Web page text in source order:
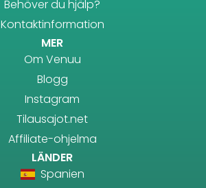
Behöver du hjälp?
Kontaktinformation
MER
Om Venuu
Blogg
Instagram
Tilausajot.net
Affiliate-ohjelma
LÄNDER
Spanien